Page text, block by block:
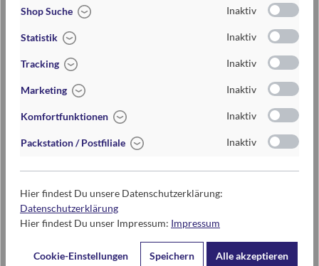
+ verstecktes Adressfeld zum Beschriften
+ aus strapazierfähigem Silikon und Kunstleder
Artikel-Nr.:
EAN / ISBN
Lieferzeit 2-5 Tage
Preis 9,95 €
Kontaktdaten des Herstellers
Arnoldstr. 13d
Shop Suche Inaktiv
Statistik Inaktiv
Tracking Inaktiv
Marketing Inaktiv
Komfortfunktionen Inaktiv
Packstation / Postfiliale Inaktiv
Hier findest Du unsere Datenschutzerklärung:
Datenschutzerklärung
Hier findest Du unser Impressum: Impressum
Cookie-Einstellungen Speichern Alle akzeptieren